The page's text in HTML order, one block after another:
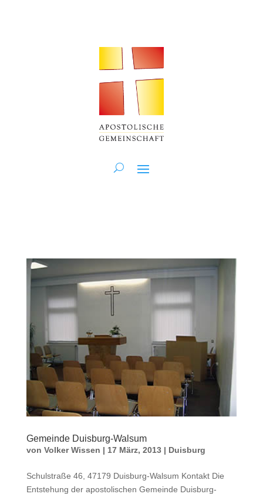
Gemeinde Duisburg-Walsum
von Volker Wissen | 17 März, 2013| Duisburg
Schulstraße 46, 47179 Duisburg-Walsum Kontakt Die
Entstehung der apostolischen Gemeinde Duisburg-